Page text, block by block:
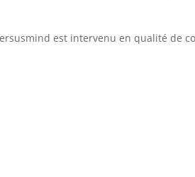
est intervenu en qualité de